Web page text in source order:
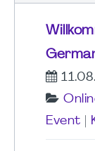
Event